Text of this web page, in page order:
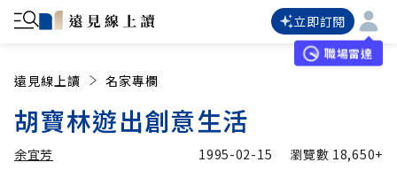
立即訂閱
職場雷達
遠見線上讀 名家專欄
胡寶林遊出創意生活
余宜芳 1995-02-15 瀏覽數 18,650+